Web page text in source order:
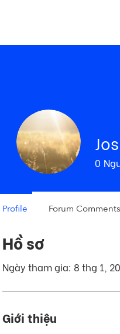
Hồ sơ
Ngày tham gia: 8 thg 1,
Giới thiệu
0
Profile Forum Comments